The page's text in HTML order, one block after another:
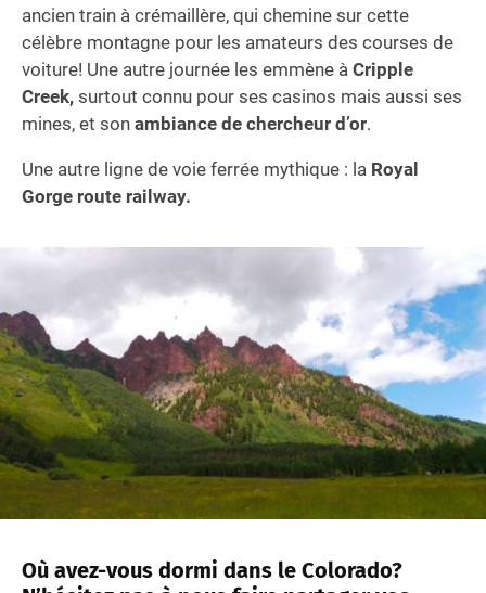
ancien train à crémaillère, qui chemine sur cette
célèbre montagne pour les amateurs des courses de
voiture! Une autre journée les emmène à Cripple
Creek, surtout connu pour ses casinos mais aussi ses
mines, et son ambiance de chercheur d’or.
Une autre ligne de voie ferrée mythique : la Royal
Gorge route railway.
Où avez-vous dormi dans le Colorado?